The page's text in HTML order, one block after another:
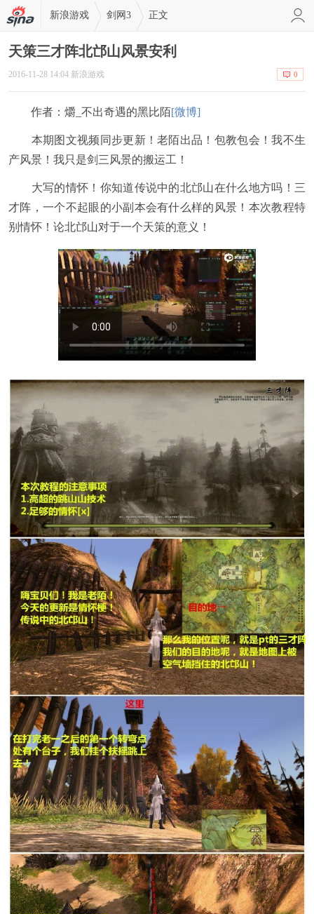
新浪游戏 剑网3 正文
天策三才阵北邙山风景安利
2016-11-28 14:04 新浪游戏 0
作者：爝_不出奇遇的黑比陌[微博]
本期图文视频同步更新！老陌出品！包教包会！我不生
产风景！我只是剑三风景的搬运工！
大写的情怀！你知道传说中的北邙山在什么地方吗！三
才阵，一个不起眼的小副本会有什么样的风景！本次教程特
别情怀！论北邙山对于一个天策的意义！